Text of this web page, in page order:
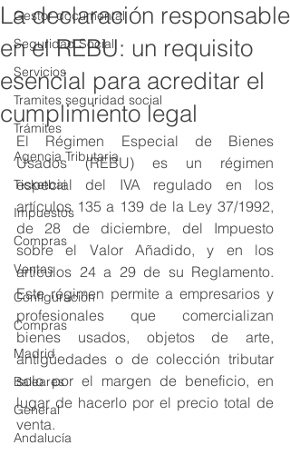
Gestor documental
Seguridad Social
Servicios
Tramites seguridad social
Trámites
Agencia Tributaria
Ticketbai
Impuestos
Compras
Ventas
Configuración
Compras
Madrid
Baleares
General
Andalucía
La declaración responsable
en el REBU: un requisito
esencial para acreditar el
cumplimiento legal
El Régimen Especial de Bienes
Usados (REBU) es un régimen
especial del IVA regulado en los
artículos 135 a 139 de la Ley 37/1992,
de 28 de diciembre, del Impuesto
sobre el Valor Añadido, y en los
artículos 24 a 29 de su Reglamento.
Este régimen permite a empresarios y
profesionales que comercializan
bienes usados, objetos de arte,
antigüedades o de colección tributar
solo por el margen de beneficio, en
lugar de hacerlo por el precio total de
venta.